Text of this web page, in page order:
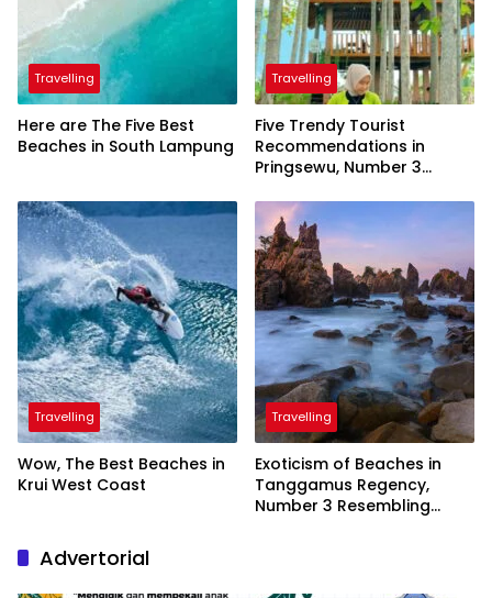
Travelling
Here are The Five Best
Beaches in South Lampung
Travelling
Five Trendy Tourist
Recommendations in
Pringsewu, Number 3
President
Travelling
Wow, The Best Beaches in
Krui West Coast
Travelling
Exoticism of Beaches in
Tanggamus Regency,
Number 3 Resembling
Advertorial